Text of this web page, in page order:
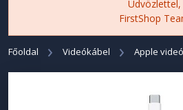
Üdvözlettel,
FirstShop
Főoldal Videókábel Apple